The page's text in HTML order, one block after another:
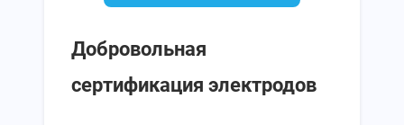
Добровольная
сертификация электродов